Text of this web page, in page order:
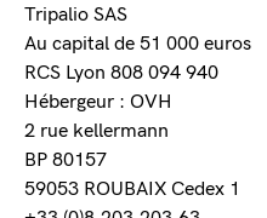
Tripalio SAS
Au capital de 51 000 euros
RCS Lyon 808 094 940
Hébergeur : OVH
2 rue kellermann
BP 80157
59053 ROUBAIX Cedex 1